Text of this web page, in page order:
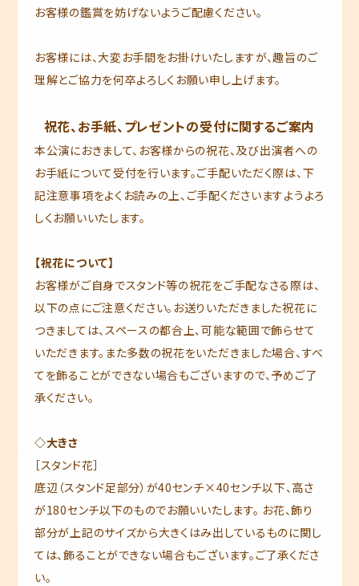
お客様の鑑賞を妨げないようご配慮ください。
お客様には、大変お手間をお掛けいたしますが、趣旨のご
理解とご協力を何卒よろしくお願い申し上げます。
祝花、お手紙、プレゼントの受付に関するご案内
本公演におきまして、お客様からの祝花、及び出演者への
お手紙について受付を行います。ご手配いただく際は、下
記注意事項をよくお読みの上、ご手配くださいますようよろ
しくお願いいたします。
【祝花について】
お客様がご自身でスタンド等の祝花をご手配なさる際は、
以下の点にご注意ください。お送りいただきました祝花に
つきましては、スペースの都合上、可能な範囲で飾らせて
いただきます。また多数の祝花をいただきました場合、すべ
てを飾ることができない場合もございますので、予めご了
承ください。
◇大きさ
［スタンド花］
底辺（スタンド足部分）が40センチ×40センチ以下、高さ
が180センチ以下のものでお願いいたします。 お花、飾り
部分が上記のサイズから大きくはみ出しているものに関し
ては、飾ることができない場合もございます。ご了承くださ
い。